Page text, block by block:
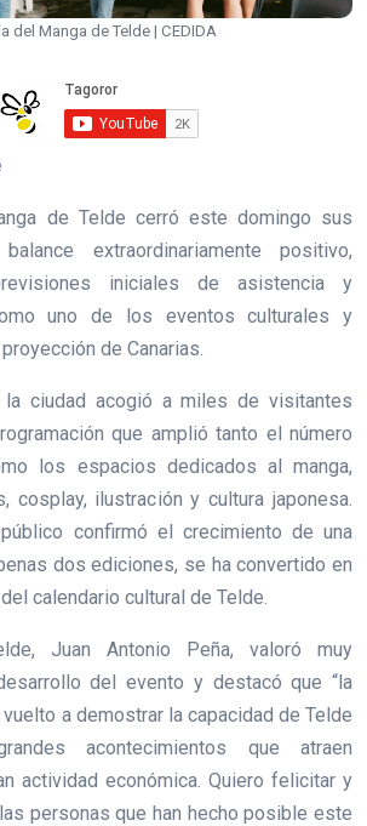
del Manga de Telde | CEDIDA
de Telde cerró este domingo sus
extraordinariamente positivo,
iniciales de asistencia y
uno de los eventos culturales y
de Canarias.
la ciudad acogió a miles de visitantes
que amplió tanto el número
los espacios dedicados al manga,
cosplay, ilustración y cultura japonesa.
confirmó el crecimiento de una
dos ediciones, se ha convertido en
calendario cultural de Telde.
Juan Antonio Peña, valoró muy
del evento y destacó que “la
a demostrar la capacidad de Telde
acontecimientos que atraen
actividad económica. Quiero felicitar y
personas que han hecho posible este